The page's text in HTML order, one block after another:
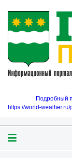
Подробный
https://world-